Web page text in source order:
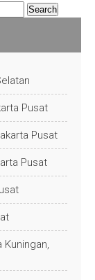
Pusat
Pusat
Pusat
Kuningan,